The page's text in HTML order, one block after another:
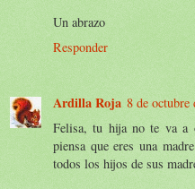
Un abrazo
Responder
Ardilla Roja 8 de octubre
Felisa, tu hija no te va a
piensa que eres una
todos los hijos de sus